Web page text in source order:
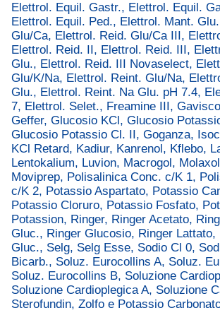
Elettrol. Equil. Gastr., Elettrol. Equil.
Elettrol. Equil. Ped., Elettrol. Mant.
Glu/Ca, Elettrol. Reid. Glu/Ca III,
Elettrol. Reid. II, Elettrol. Reid. III,
Glu., Elettrol. Reid. III Novaselect,
Glu/K/Na, Elettrol. Reint. Glu/Na,
Glu., Elettrol. Reint. Na Glu. pH 7.4,
7, Elettrol. Selet., Freamine III,
Geffer, Glucosio KCl, Glucosio
Glucosio Potassio Cl. II, Goganza,
KCl Retard, Kadiur, Kanrenol, Kflebo,
Lentokalium, Luvion, Macrogol,
Moviprep, Polisalinica Conc. c/K 1,
c/K 2, Potassio Aspartato, Potassio
Potassio Cloruro, Potassio Fosfato,
Potassion, Ringer, Ringer Acetato,
Gluc., Ringer Glucosio, Ringer Lattato,
Gluc., Selg, Selg Esse, Sodio Cl 0,
Bicarb., Soluz. Eurocollins A, Soluz.
Soluz. Eurocollins B, Soluzione
Soluzione Cardioplegica A, Soluzione
Sterofundin, Zolfo e Potassio